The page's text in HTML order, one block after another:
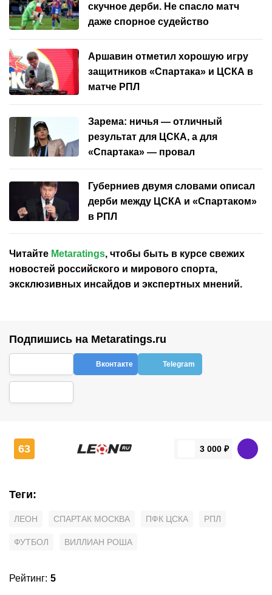
скучное дерби. Не спасло матч
даже спорное судейство
Аршавин отметил хорошую игру
защитников «Спартака» и ЦСКА в
матче РПЛ
Зарема: ничья — отличный
результат для ЦСКА, а для
«Спартака» — провал
Губерниев двумя словами описал
дерби между ЦСКА и «Спартаком»
в РПЛ
Читайте Metaratings, чтобы быть в курсе свежих
новостей российского и мирового спорта,
эксклюзивных инсайдов и экспертных мнений.
Подпишись на Metaratings.ru
Вконтакте Telegram
63 3 000 ₽
Теги:
ЛЕОН СПАРТАК МОСКВА ПФК ЦСКА РПЛ
ФУТБОЛ ВИЛЛИАН РОША
Рейтинг: 5